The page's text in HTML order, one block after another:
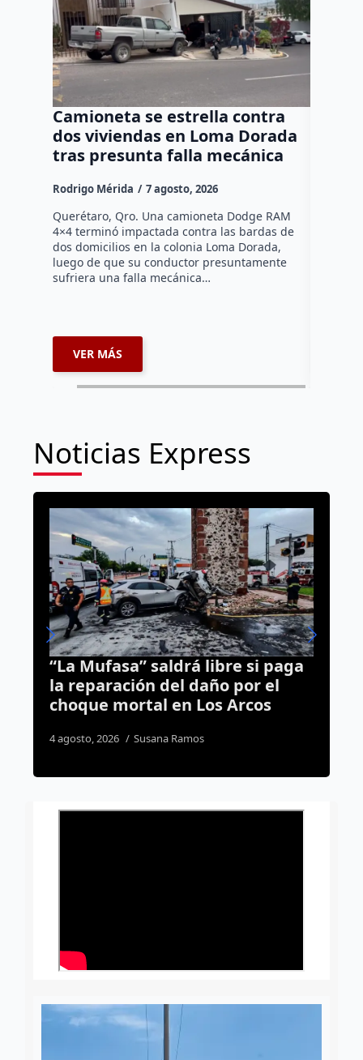
Camioneta se estrella contra
dos viviendas en Loma Dorada
tras presunta falla mecánica
Rodrigo Mérida 7 agosto, 2026
Querétaro, Qro. Una camioneta Dodge RAM
4×4 terminó impactada contra las bardas de
dos domicilios en la colonia Loma Dorada,
luego de que su conductor presuntamente
sufriera una falla mecánica…
VER MÁS
Noticias Express
libre si paga
por el
Arcos
Cae “El Safe” por
Querétaro: lo detienen
cateo de Sinergia
2 agosto, 2026